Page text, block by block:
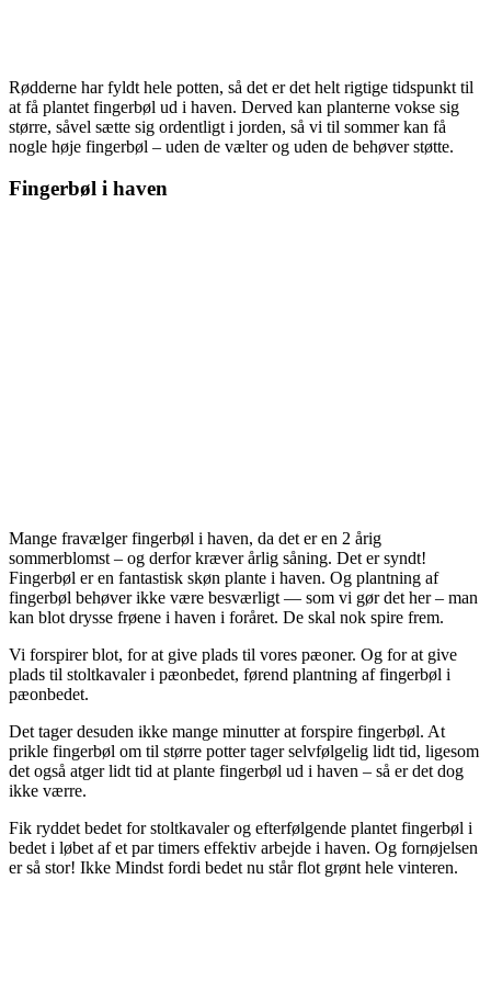
Rødderne har fyldt hele potten, så det er det helt rigtige tidspunkt til
at få plantet fingerbøl ud i haven. Derved kan planterne vokse sig
større, såvel sætte sig ordentligt i jorden, så vi til sommer kan få
nogle høje fingerbøl – uden de vælter og uden de behøver støtte.
Fingerbøl i haven
Mange fravælger fingerbøl i haven, da det er en 2 årig
sommerblomst – og derfor kræver årlig såning. Det er syndt!
Fingerbøl er en fantastisk skøn plante i haven. Og plantning af
fingerbøl behøver ikke være besværligt — som vi gør det her – man
kan blot drysse frøene i haven i foråret. De skal nok spire frem.
Vi forspirer blot, for at give plads til vores pæoner. Og for at give
plads til stoltkavaler i pæonbedet, førend plantning af fingerbøl i
pæonbedet.
Det tager desuden ikke mange minutter at forspire fingerbøl. At
prikle fingerbøl om til større potter tager selvfølgelig lidt tid, ligesom
det også atger lidt tid at plante fingerbøl ud i haven – så er det dog
ikke værre.
Fik ryddet bedet for stoltkavaler og efterfølgende plantet fingerbøl i
bedet i løbet af et par timers effektiv arbejde i haven. Og fornøjelsen
er så stor! Ikke Mindst fordi bedet nu står flot grønt hele vinteren.